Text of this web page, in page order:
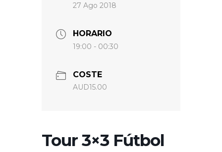
27 Ago 2018
HORARIO
19:00 - 00:30
COSTE
AUD15.00
Tour 3×3 Fútbol